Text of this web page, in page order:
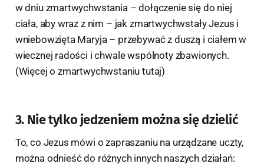
w dniu zmartwychwstania – dołączenie się do niej
ciała, aby wraz z nim – jak zmartwychwstały Jezus i
wniebowzięta Maryja – przebywać z duszą i ciałem w
wiecznej radości i chwale wspólnoty zbawionych.
(Więcej o zmartwychwstaniu tutaj)
3. Nie tylko jedzeniem można się dzielić
To, co Jezus mówi o zapraszaniu na urządzane uczty,
można odnieść do różnych innych naszych działań: